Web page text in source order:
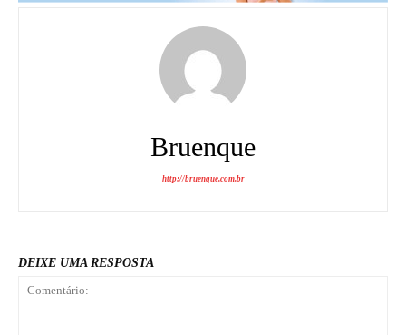
Bruenque
http://bruenque.com.br
DEIXE UMA RESPOSTA